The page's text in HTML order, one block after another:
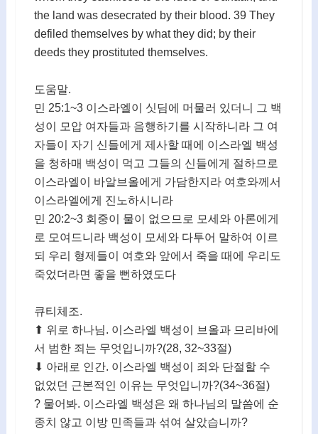
the land was desecrated by their blood. 39 They
defiled themselves by what they did; by their
deeds they prostituted themselves.
도움말.
민 25:1~3 이스라엘이 싯딤에 머물러 있더니 그 백
성이 모압 여자들과 음행하기를 시작하니라 그 여
자들이 자기 신들에게 제사할 때에 이스라엘 백성
을 청하매 백성이 먹고 그들의 신들에게 절하므로
이스라엘이 바알브올에게 가담한지라 여호와께서
이스라엘에게 진노하시니라
민 20:2~3 회중이 물이 없으므로 모세와 아론에게
로 모여드니라 백성이 모세와 다투어 말하여 이르
되 우리 형제들이 여호와 앞에서 죽을 때에 우리도
죽었더라면 좋을 뻔하였도다
큐티체조.
⬆ 위로 하나님. 이스라엘 백성이 브올과 므리바에
서 범한 죄는 무엇입니까?(28, 32~33절)
⬇ 아래로 인간. 이스라엘 백성이 죄와 단절할 수
없었던 근본적인 이유는 무엇입니까?(34~36절)
? 물어봐. 이스라엘 백성은 왜 하나님의 말씀에 순
종치 않고 이방 민족들과 섞여 살았습니까?